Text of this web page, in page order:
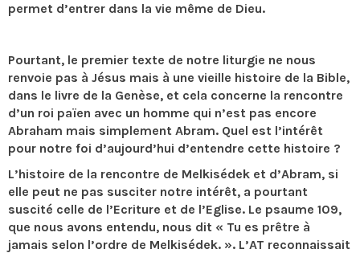
permet d’entrer dans la vie même de Dieu.
Pourtant, le premier texte de notre liturgie ne nous
renvoie pas à Jésus mais à une vieille histoire de la Bible,
dans le livre de la Genèse, et cela concerne la rencontre
d’un roi païen avec un homme qui n’est pas encore
Abraham mais simplement Abram. Quel est l’intérêt
pour notre foi d’aujourd’hui d’entendre cette histoire ?
L’histoire de la rencontre de Melkisédek et d’Abram, si
elle peut ne pas susciter notre intérêt, a pourtant
suscité celle de l’Ecriture et de l’Eglise. Le psaume 109,
que nous avons entendu, nous dit « Tu es prêtre à
jamais selon l’ordre de Melkisédek. ». L’AT reconnaissait